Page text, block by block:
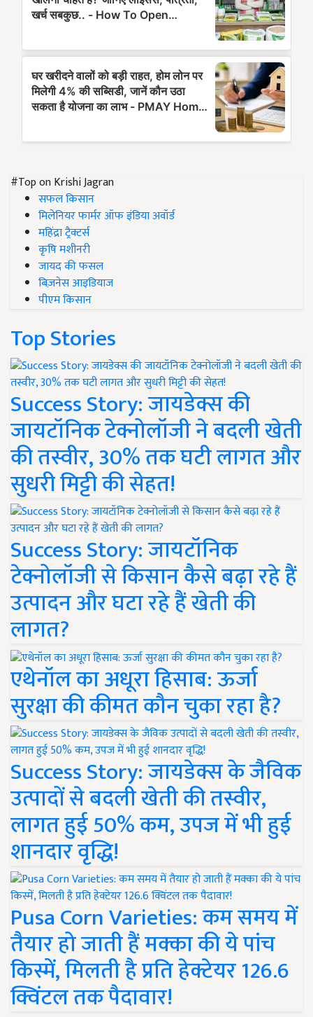
#Top on Krishi Jagran
सफल किसान
मिलेनियर फार्मर ऑफ इंडिया अवॉर्ड
महिंद्रा ट्रैक्टर्स
कृषि मशीनरी
जायद की फसल
बिज़नेस आइडियाज
पीएम किसान
Top Stories
Success Story: जायडेक्स की
जायटॉनिक टेक्नोलॉजी ने बदली खेती
की तस्वीर, 30% तक घटी लागत और
सुधरी मिट्टी की सेहत!
Success Story: जायटॉनिक
टेक्नोलॉजी से किसान कैसे बढ़ा रहे हैं
उत्पादन और घटा रहे हैं खेती की
लागत?
एथेनॉल का अधूरा हिसाब: ऊर्जा
सुरक्षा की कीमत कौन चुका रहा है?
Success Story: जायडेक्स के जैविक
उत्पादों से बदली खेती की तस्वीर,
लागत हुई 50% कम, उपज में भी हुई
शानदार वृद्धि!
Pusa Corn Varieties: कम समय में
तैयार हो जाती हैं मक्का की ये पांच
किस्में, मिलती है प्रति हेक्टेयर 126.6
क्विंटल तक पैदावार!